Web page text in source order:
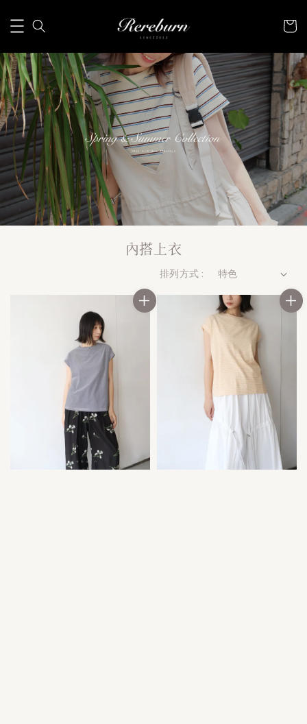
內搭上衣
排列方式 :